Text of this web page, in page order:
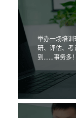
举办一场培训
研、评估、考
到……事务多！